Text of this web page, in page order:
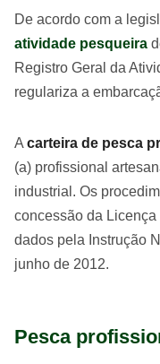
De acordo com a
atividade pesqueira
Registro Geral da
regulariza a
A carteira de pesca
(a) profissional
industrial. Os
concessão da
dados pela Instrução
junho de 2012.
Pesca